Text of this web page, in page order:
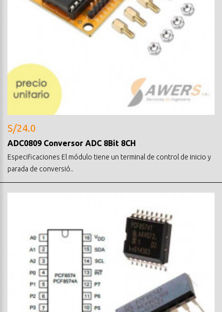
S/24.0
ADC0809 Conversor ADC 8Bit 8CH
Especificaciones El módulo tiene un terminal de control de inicio y
parada de conversió..